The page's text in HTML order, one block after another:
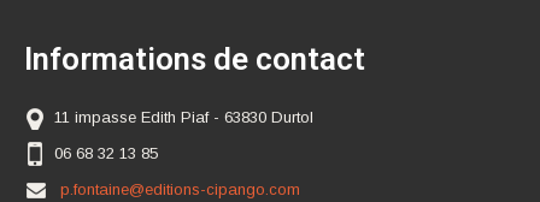
Informations de contact
11 impasse Edith Piaf - 63830 Durtol
06 68 32 13 85
p.fontaine@editions-cipango.com